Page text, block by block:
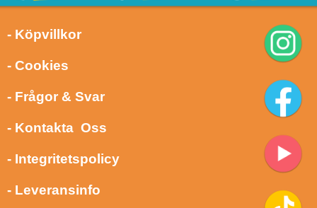
- Köpvillkor
- Cookies
- Frågor & Svar
- Kontakta Oss
- Integritetspolicy
- Leveransinfo